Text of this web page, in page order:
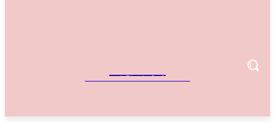
Referensi Bisnis Indonesia